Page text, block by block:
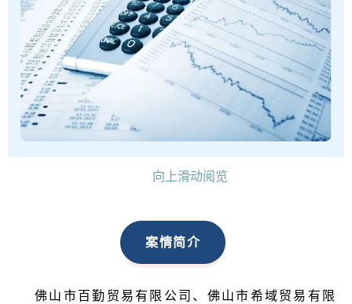
向上滑动阅览
案情简介
佛山市百勤贸易有限公司、佛山市希域贸易有限